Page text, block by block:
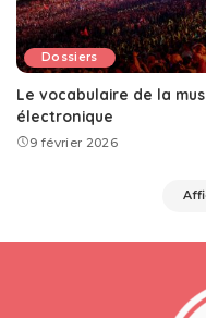
Dossiers
Le vocabulaire de la
électronique
9 février 2026